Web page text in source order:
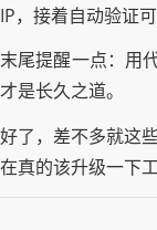
IP，接着自动验证
末尾提醒一点：用
才是长久之道。
好了，差不多就这
在真的该升级一下